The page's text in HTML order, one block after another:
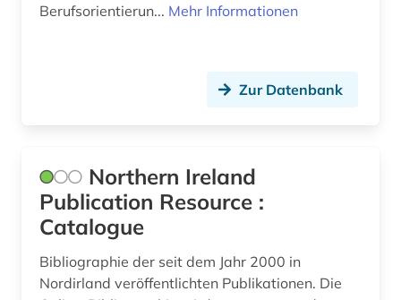
nordirland (1)
oboenmusik (1)
online-ressource (1)
open access (1)
oper (2)
Berufsorientierun... Mehr Informationen
Zur Datenbank
Northern Ireland
Publication Resource :
Catalogue
Bibliographie der seit dem Jahr 2000 in
Nordirland veröffentlichten Publikationen. Die